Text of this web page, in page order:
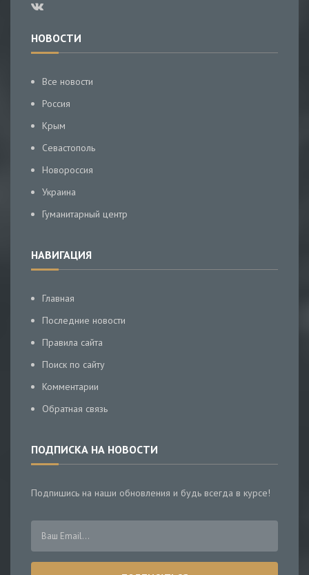
НОВОСТИ
Все новости
Россия
Крым
Севастополь
Новороссия
Украина
Гуманитарный центр
НАВИГАЦИЯ
Главная
Последние новости
Правила сайта
Поиск по сайту
Комментарии
Обратная связь
ПОДПИСКА НА НОВОСТИ
Подпишись на наши обновления и будь всегда в курсе!